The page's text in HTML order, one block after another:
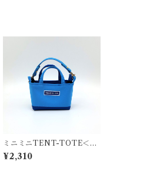
ミニミニTENT-TOTE＜バ
ッグチャーム＞K-0511
¥2,310